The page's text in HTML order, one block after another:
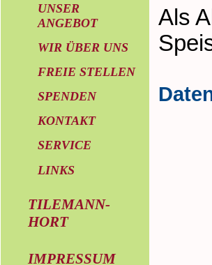
UNSER
ANGEBOT
WIR ÜBER UNS
FREIE STELLEN
SPENDEN
KONTAKT
SERVICE
LINKS
TILEMANN-
HORT
IMPRESSUM
Als